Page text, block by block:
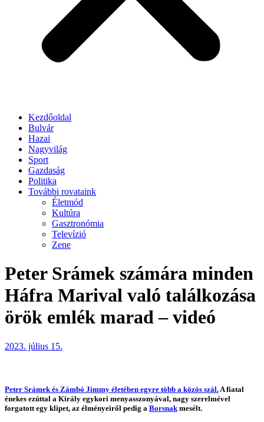
Kezdőoldal
Bulvár
Hazai
Nagyvilág
Sport
Gazdaság
Politika
További rovataink
Életmód
Kultúra
Gasztronómia
Televízió
Zene
Peter Srámek számára minden
Háfra Marival való találkozása
örök emlék marad – videó
2023. július 15.
Peter Srámek és Zámbó Jimmy életében egyre több a közös szál. A fiatal
énekes ezúttal a Király egykori menyasszonyával, nagy szerelmével
forgatott egy klipet, az élményeiről pedig a Borsnak mesélt.